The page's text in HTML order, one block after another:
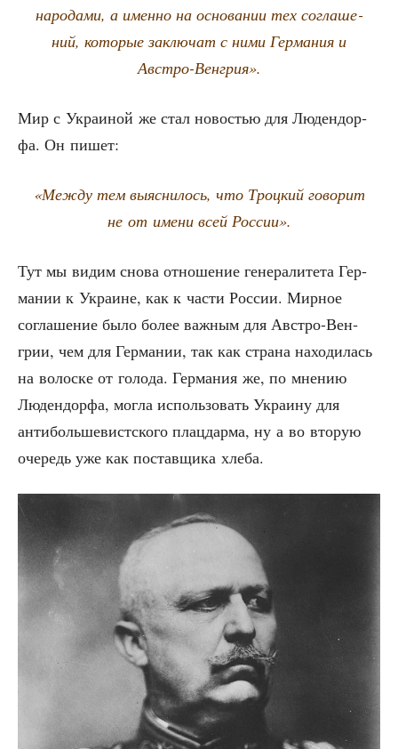
наро­да­ми, а имен­но на осно­ва­нии тех согла­ше­
ний, кото­рые заклю­чат с ними Гер­ма­ния и
Австро-Венгрия».
Мир с Укра­и­ной же стал ново­стью для Люден­дор­
фа. Он пишет:
«Меж­ду тем выяс­ни­лось, что Троц­кий гово­рит
не от име­ни всей России».
Тут мы видим сно­ва отно­ше­ние гене­ра­ли­те­та Гер­
ма­нии к Укра­ине, как к части Рос­сии. Мир­ное
согла­ше­ние было более важ­ным для Авст­ро-Вен­
грии, чем для Гер­ма­нии, так как стра­на нахо­ди­лась
на волос­ке от голо­да. Гер­ма­ния же, по мне­нию
Люден­дор­фа, мог­ла исполь­зо­вать Укра­и­ну для
анти­боль­ше­вист­ско­го плац­дар­ма, ну а во вто­рую
оче­редь уже как постав­щи­ка хлеба.